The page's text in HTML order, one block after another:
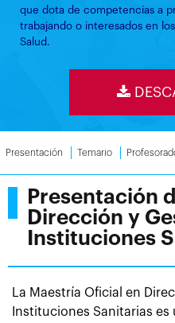
que dota de competencias a
trabajando o interesados en
Salud.
Presentación Temario
Presentación
Dirección y
Instituciones
La Maestría Oficial en
Instituciones Sanitarias